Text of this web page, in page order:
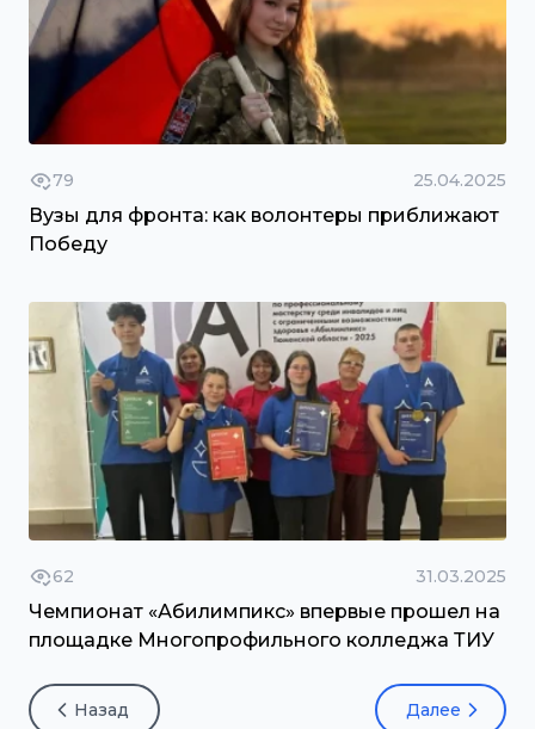
79 25.04.2025
Вузы для фронта: как волонтеры приближают
Победу
62 31.03.2025
Чемпионат «Абилимпикс» впервые прошел на
площадке Многопрофильного колледжа ТИУ
Назад Далее